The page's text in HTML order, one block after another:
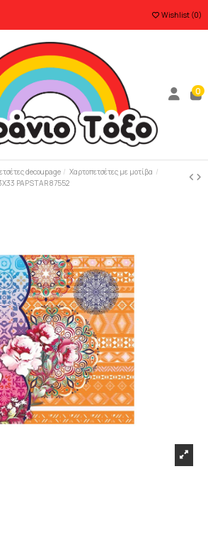
Wishlist (0)
0
decoupage
Χαρτοπετσέτες με μοτίβα
PAPSTAR 87552